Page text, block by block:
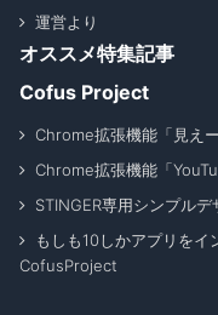
運営より
オススメ特集記事
Cofus Project
Chrome拡張機能「見え
Chrome拡張機能「
STINGER専用シンプルデ
もしも10しかアプリをイ
CofusProject